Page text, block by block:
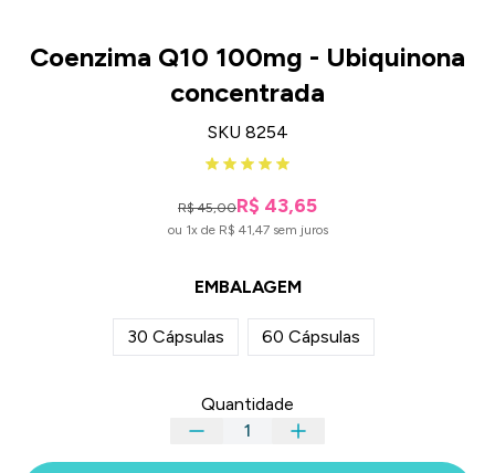
Coenzima Q10 100mg - Ubiquinona
concentrada
SKU 8254
R$ 45,00R$ 43,65
ou 1x de R$ 41,47 sem juros
EMBALAGEM
30 Cápsulas 60 Cápsulas
Quantidade